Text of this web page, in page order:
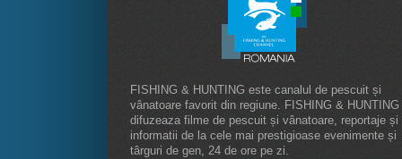
FISHING & HUNTING este canalul de pescuit și
vânatoare favorit din regiune. FISHING & HUNTING
difuzeaza filme de pescuit și vânatoare, reportaje și
informatii de la cele mai prestigioase evenimente și
târguri de gen, 24 de ore pe zi.